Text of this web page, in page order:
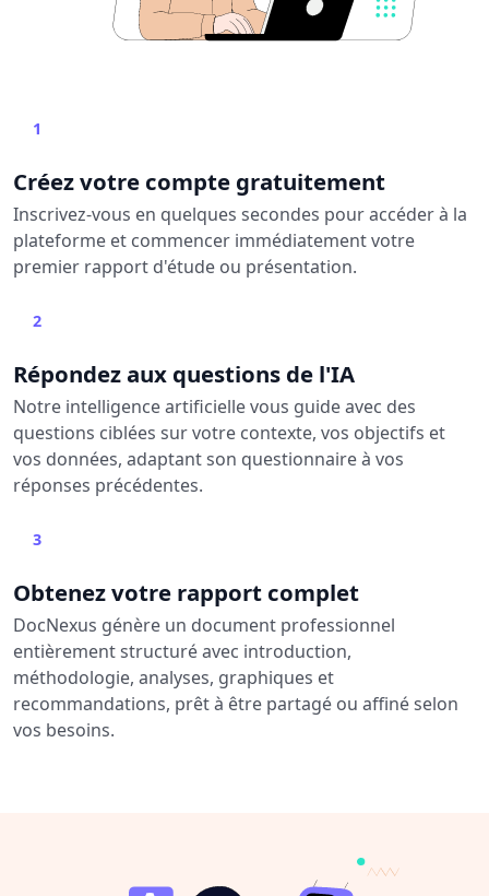
1
Créez votre compte gratuitement
Inscrivez-vous en quelques secondes pour accéder à la
plateforme et commencer immédiatement votre
premier rapport d'étude ou présentation.
2
Répondez aux questions de l'IA
Notre intelligence artificielle vous guide avec des
questions ciblées sur votre contexte, vos objectifs et
vos données, adaptant son questionnaire à vos
réponses précédentes.
3
Obtenez votre rapport complet
DocNexus génère un document professionnel
entièrement structuré avec introduction,
méthodologie, analyses, graphiques et
recommandations, prêt à être partagé ou affiné selon
vos besoins.